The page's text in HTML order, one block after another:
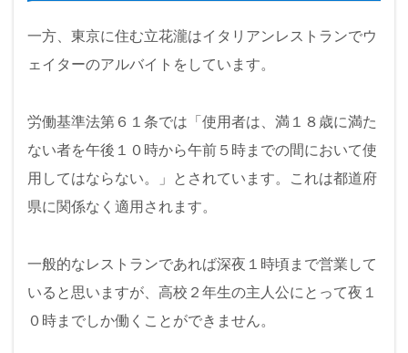
一方、東京に住む立花瀧はイタリアンレストランでウ
ェイターのアルバイトをしています。
労働基準法第６１条では「使用者は、満１８歳に満た
ない者を午後１０時から午前５時までの間において使
用してはならない。」とされています。これは都道府
県に関係なく適用されます。
一般的なレストランであれば深夜１時頃まで営業して
いると思いますが、高校２年生の主人公にとって夜１
０時までしか働くことができません。